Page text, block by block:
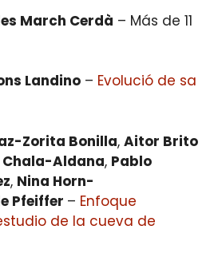
March Cerdà – Más de 11
Landino – Evolució de sa
Zorita Bonilla, Aitor Brito
Chala-Aldana, Pablo
, Nina Horn-
Pfeiffer – Enfoque
de la cueva de